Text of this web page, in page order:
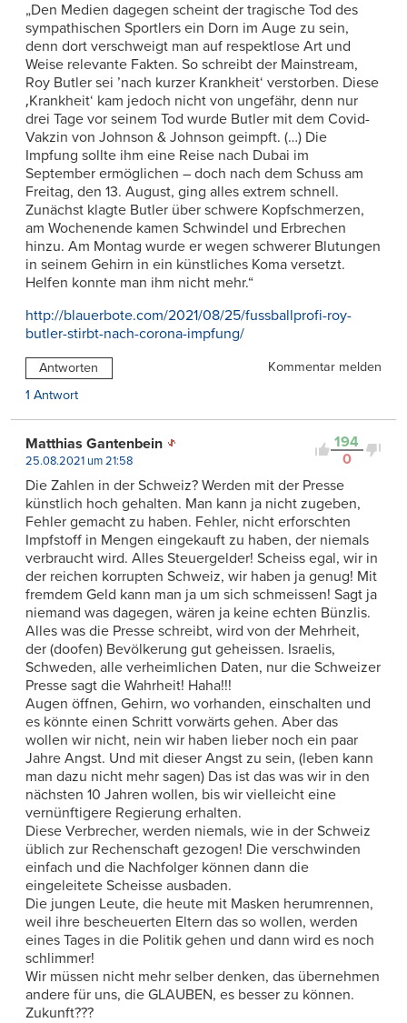
„Den Medien dagegen scheint der tragische Tod des
sympathischen Sportlers ein Dorn im Auge zu sein,
denn dort verschweigt man auf respektlose Art und
Weise relevante Fakten. So schreibt der Mainstream,
Roy Butler sei ’nach kurzer Krankheit‘ verstorben. Diese
‚Krankheit‘ kam jedoch nicht von ungefähr, denn nur
drei Tage vor seinem Tod wurde Butler mit dem Covid-
Vakzin von Johnson & Johnson geimpft. (…) Die
Impfung sollte ihm eine Reise nach Dubai im
September ermöglichen – doch nach dem Schuss am
Freitag, den 13. August, ging alles extrem schnell.
Zunächst klagte Butler über schwere Kopfschmerzen,
am Wochenende kamen Schwindel und Erbrechen
hinzu. Am Montag wurde er wegen schwerer Blutungen
in seinem Gehirn in ein künstliches Koma versetzt.
Helfen konnte man ihm nicht mehr.“
http://blauerbote.com/2021/08/25/fussballprofi-roy-
butler-stirbt-nach-corona-impfung/
Antworten
Kommentar melden
1 Antwort
194
0
Matthias Gantenbein
25.08.2021 um 21:58
Die Zahlen in der Schweiz? Werden mit der Presse
künstlich hoch gehalten. Man kann ja nicht zugeben,
Fehler gemacht zu haben. Fehler, nicht erforschten
Impfstoff in Mengen eingekauft zu haben, der niemals
verbraucht wird. Alles Steuergelder! Scheiss egal, wir in
der reichen korrupten Schweiz, wir haben ja genug! Mit
fremdem Geld kann man ja um sich schmeissen! Sagt ja
niemand was dagegen, wären ja keine echten Bünzlis.
Alles was die Presse schreibt, wird von der Mehrheit,
der (doofen) Bevölkerung gut geheissen. Israelis,
Schweden, alle verheimlichen Daten, nur die Schweizer
Presse sagt die Wahrheit! Haha!!!
Augen öffnen, Gehirn, wo vorhanden, einschalten und
es könnte einen Schritt vorwärts gehen. Aber das
wollen wir nicht, nein wir haben lieber noch ein paar
Jahre Angst. Und mit dieser Angst zu sein, (leben kann
man dazu nicht mehr sagen) Das ist das was wir in den
nächsten 10 Jahren wollen, bis wir vielleicht eine
vernünftigere Regierung erhalten.
Diese Verbrecher, werden niemals, wie in der Schweiz
üblich zur Rechenschaft gezogen! Die verschwinden
einfach und die Nachfolger können dann die
eingeleitete Scheisse ausbaden.
Die jungen Leute, die heute mit Masken herumrennen,
weil ihre bescheuerten Eltern das so wollen, werden
eines Tages in die Politik gehen und dann wird es noch
schlimmer!
Wir müssen nicht mehr selber denken, das übernehmen
andere für uns, die GLAUBEN, es besser zu können.
Zukunft???